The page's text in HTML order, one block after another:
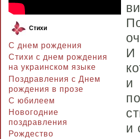
Стихи
С днем рождения
Стихи с днем рождения
на украинском языке
Поздравления с Днем
рождения в прозе
C юбилеем
Новогодние
поздравления
Рождество
И
и
и